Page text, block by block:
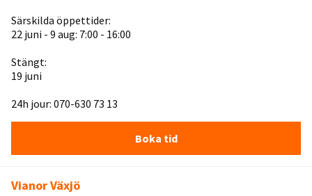
Särskilda öppettider:
22 juni - 9 aug: 7:00 - 16:00
Stängt:
19 juni
24h jour: 070-630 73 13
Boka tid
Vianor Växjö